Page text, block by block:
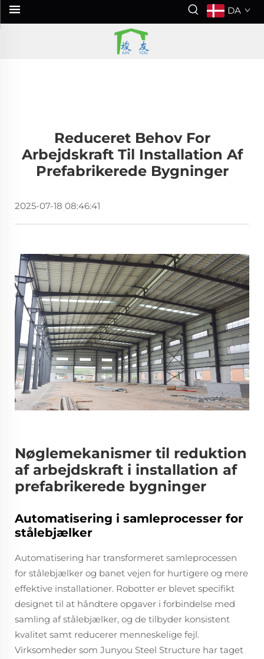
DA
Reduceret Behov For
Arbejdskraft Til Installation Af
Prefabrikerede Bygninger
2025-07-18 08:46:41
Nøglemekanismer til reduktion
af arbejdskraft i installation af
prefabrikerede bygninger
Automatisering i samleprocesser for
stålebjælker
Automatisering har transformeret samleprocessen
for stålebjælker og banet vejen for hurtigere og mere
effektive installationer. Robotter er blevet specifikt
designet til at håndtere opgaver i forbindelse med
samling af stålebjælker, og de tilbyder konsistent
kvalitet samt reducerer menneskelige fejl.
Virksomheder som Junyou Steel Structure har taget